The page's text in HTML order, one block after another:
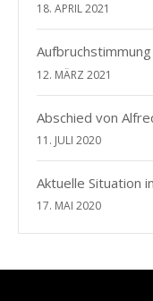
18. APRIL 2021
12. MÄRZ 2021
Abschied von
11. JULI 2020
Aktuelle Situation
17. MAI 2020